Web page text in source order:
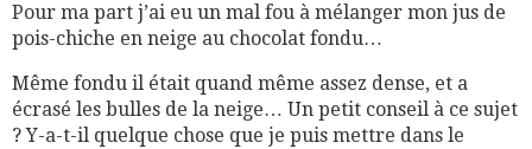
Pour ma part j’ai eu un mal fou à mélanger mon jus de
pois-chiche en neige au chocolat fondu…
Même fondu il était quand même assez dense, et a
écrasé les bulles de la neige… Un petit conseil à ce sujet
? Y-a-t-il quelque chose que je puis mettre dans le